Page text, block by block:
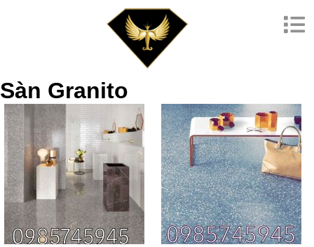
Sàn Granito